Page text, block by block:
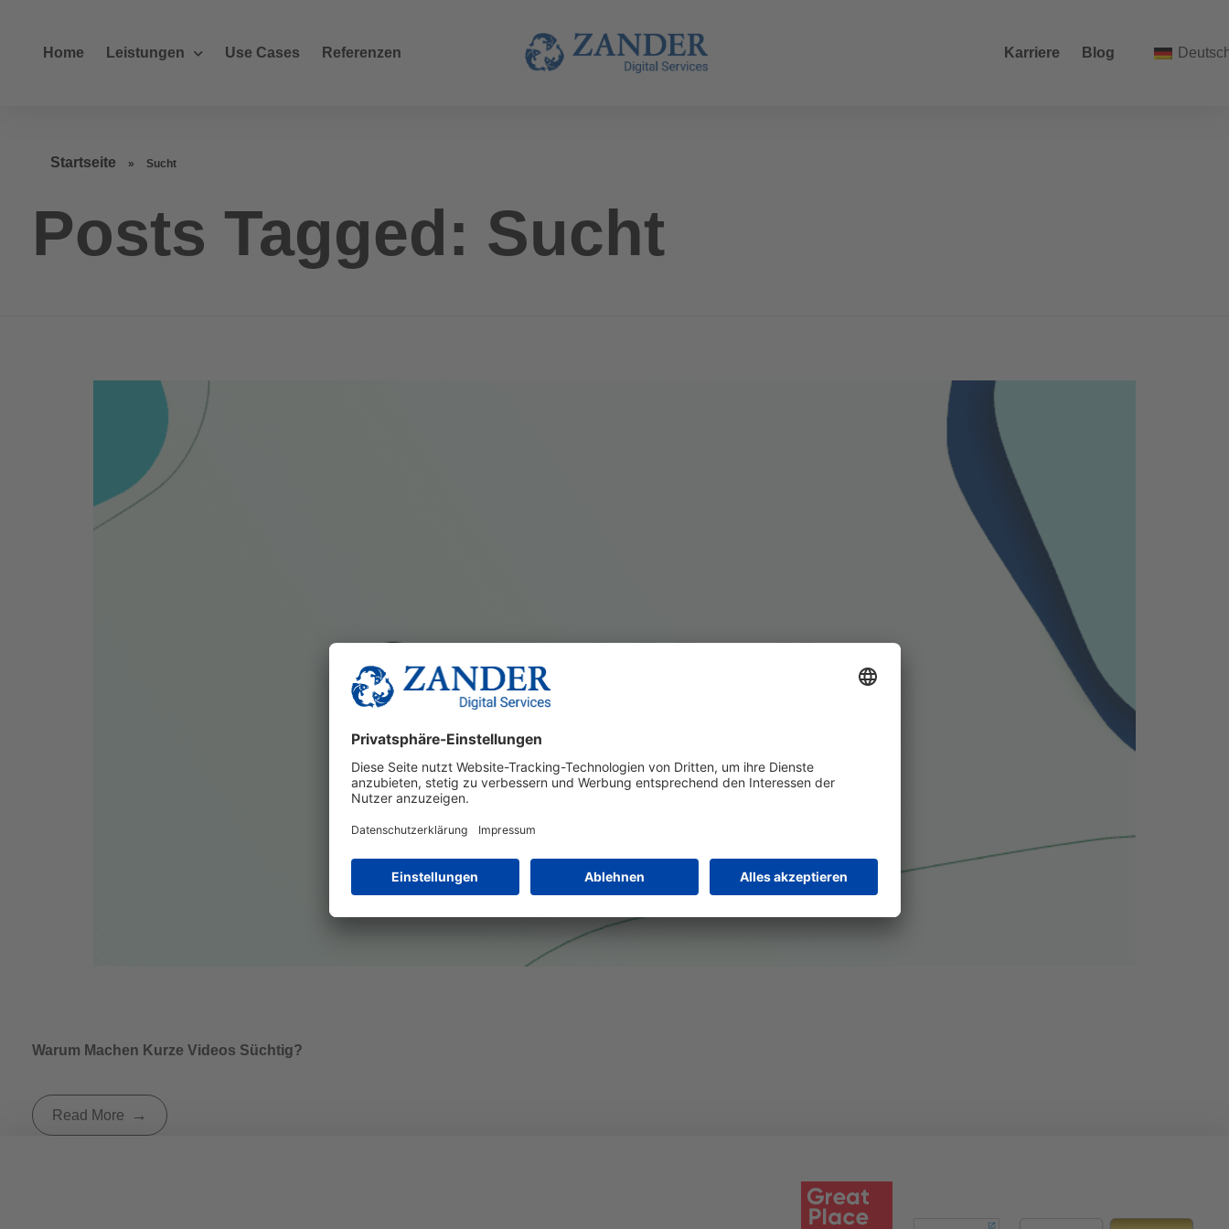
Home Leistungen Use Cases Referenzen Karriere Blog
Startseite » Sucht
Posts Tagged: Sucht
Warum Machen Kurze Videos Süchtig?
Read More